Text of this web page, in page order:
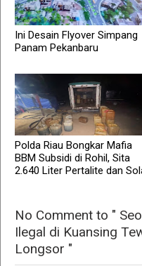
Ini Desain Flyover Simpang
Panam Pekanbaru
Polda Riau Bongkar Mafia
BBM Subsidi di Rohil, Sita
2.640 Liter Pertalite dan
No Comment to "
Ilegal di Kuansing
Longsor "